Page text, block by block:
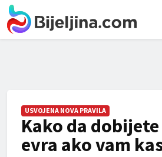
USVOJENA NOVA PRAVILA
Kako da
evra ako vam